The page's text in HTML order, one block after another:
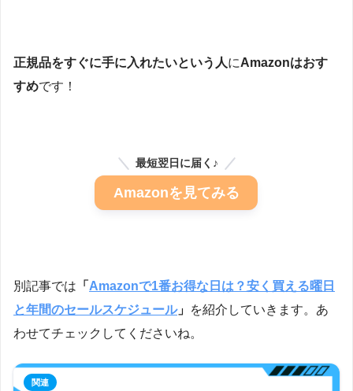
正規品をすぐに手に入れたいという人にAmazonはおす
すめです！
最短翌日に届く♪
Amazonを見てみる
別記事では 「 Amazonで1番お得な日は？安く買える曜日
と年間のセールスケジュール」
を紹介していきます。あ
わせてチェックしてくださいね。